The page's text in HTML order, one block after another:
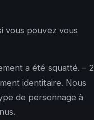
vous pouvez vous
a été squatté. – 2
identitaire. Nous
de personnage à